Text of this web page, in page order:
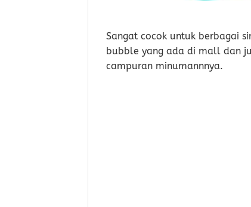
Sangat cocok untuk berbagai
bubble yang ada di mall dan
campuran minumannnya.